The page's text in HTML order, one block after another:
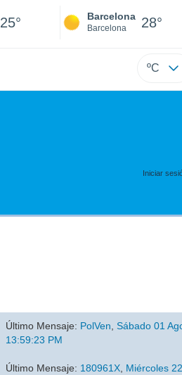
25° Barcelona
Barcelona 28°
ºC
Iniciar
Último Mensaje: PolVen,Sábado 01
13:59:23 PM
Último Mensaje: 180961X Miércoles